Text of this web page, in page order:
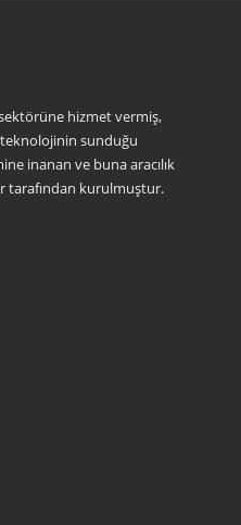
sektörüne hizmet vermiş,
sunduğu
inanan ve buna aracılık
tarafından kurulmuştur.